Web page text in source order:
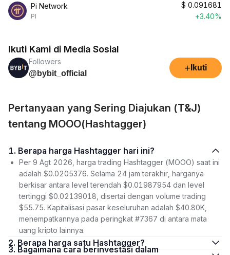
Pi Network
PI
$ 0.091681
+3.40%
Ikuti Kami di Media Sosial
Followers
@bybit_official
+ Ikuti
Pertanyaan yang Sering Diajukan (T&J)
tentang MOOO(Hashtagger)
1. Berapa harga Hashtagger hari ini?
Per 9 Agt 2026, harga trading Hashtagger (MOOO) saat ini
adalah $0.0205376. Selama 24 jam terakhir, harganya
berkisar antara level terendah $0.01987954 dan level
tertinggi $0.02139018, disertai dengan volume trading
$55.75. Kapitalisasi pasar keseluruhan adalah $40.80K,
menempatkannya pada peringkat #7367 di antara mata
uang kripto lainnya.
2. Berapa harga satu Hashtagger?
3. Bagaimana cara berinvestasi dalam